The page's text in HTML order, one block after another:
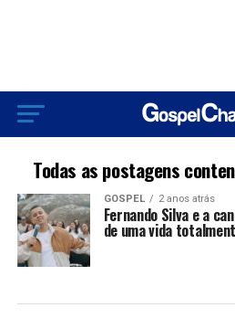
Todas as postagens
GOSPEL 2 anos atrás
Fernando Silva e a
de uma vida